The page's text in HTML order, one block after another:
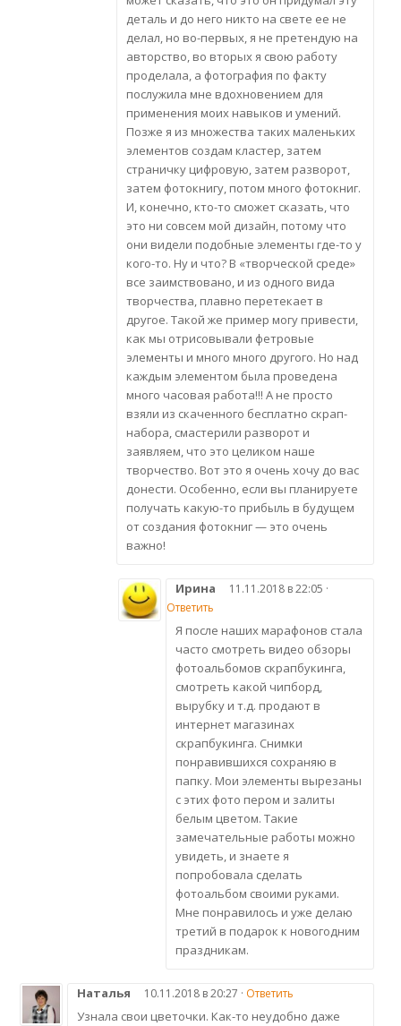
деталь и до него никто на свете ее не
делал, но во-первых, я не претендую на
авторство, во вторых я свою работу
проделала, а фотография по факту
послужила мне вдохновением для
применения моих навыков и умений.
Позже я из множества таких маленьких
элементов создам кластер, затем
страничку цифровую, затем разворот,
затем фотокнигу, потом много фотокниг.
И, конечно, кто-то сможет сказать, что
это ни совсем мой дизайн, потому что
они видели подобные элементы где-то у
кого-то. Ну и что? В «творческой среде»
все заимствовано, и из одного вида
творчества, плавно перетекает в
другое. Такой же пример могу привести,
как мы отрисовывали фетровые
элементы и много много другого. Но над
каждым элементом была проведена
много часовая работа!!! А не просто
взяли из скаченного бесплатно скрап-
набора, смастерили разворот и
заявляем, что это целиком наше
творчество. Вот это я очень хочу до вас
донести. Особенно, если вы планируете
получать какую-то прибыль в будущем
от создания фотокниг — это очень
важно!
Ирина
11.11.2018 в 22:05 ·
Ответить
Я после наших марафонов стала
часто смотреть видео обзоры
фотоальбомов скрапбукинга,
смотреть какой чипборд,
вырубку и т.д. продают в
интернет магазинах
скрапбукинга. Снимки
понравившихся сохраняю в
папку. Мои элементы вырезаны
с этих фото пером и залиты
белым цветом. Такие
замечательные работы можно
увидеть, и знаете я
попробовала сделать
фотоальбом своими руками.
Мне понравилось и уже делаю
третий в подарок к новогодним
праздникам.
Наталья 10.11.2018 в 20:27 · Ответить
Узнала свои цветочки. Как-то неудобно даже